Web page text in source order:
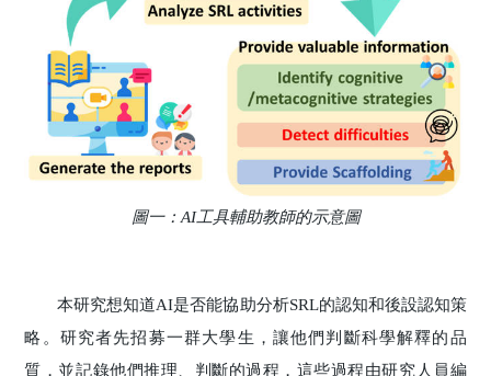
圖一：AI工具輔助教師的示意圖
本研究想知道AI是否能協助分析SRL的認知和後設認知策
略。研究者先招募一群大學生，讓他們判斷科學解釋的品
質，並記錄他們推理、判斷的過程，這些過程由研究人員編